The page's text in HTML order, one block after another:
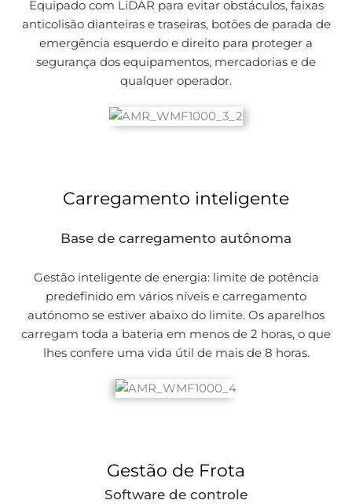
Equipado com LiDAR para evitar obstáculos, faixas
anticolisão dianteiras e traseiras, botões de parada de
emergência esquerdo e direito para proteger a
segurança dos equipamentos, mercadorias e de
qualquer operador.
Carregamento inteligente
Base de carregamento autônoma
Gestão inteligente de energia: limite de potência
predefinido em vários níveis e carregamento
autónomo se estiver abaixo do limite. Os aparelhos
carregam toda a bateria em menos de 2 horas, o que
lhes confere uma vida útil de mais de 8 horas.
Gestão de Frota
Software de controle